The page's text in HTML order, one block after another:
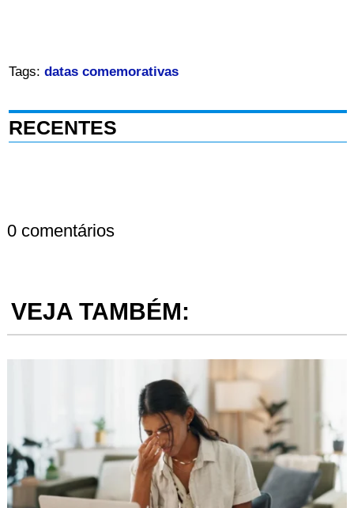
Tags: datas comemorativas
RECENTES
0 comentários
VEJA TAMBÉM: